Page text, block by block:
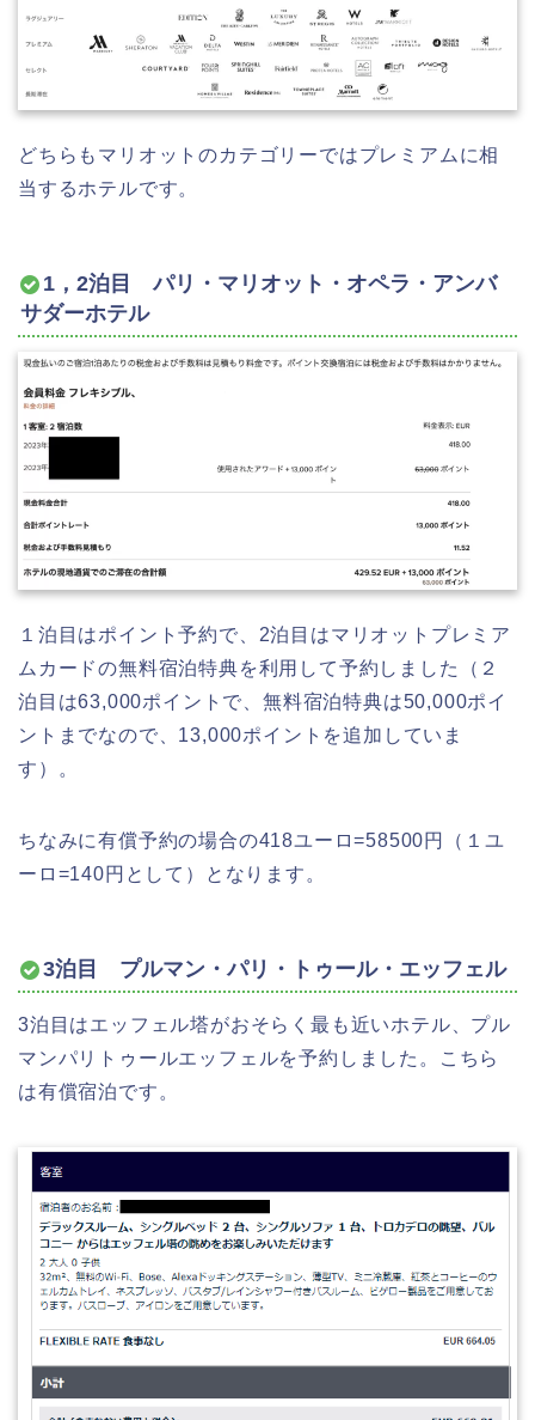
どちらもマリオットのカテゴリーではプレミアムに相
当するホテルです。
1，2泊目 パリ・マリオット・オペラ・アンバ
サダーホテル
１泊目はポイント予約で、2泊目はマリオットプレミア
ムカードの無料宿泊特典を利用して予約しました（２
泊目は63,000ポイントで、無料宿泊特典は50,000ポイ
ントまでなので、13,000ポイントを追加していま
す）。
ちなみに有償予約の場合の418ユーロ=58500円（１ユ
ーロ=140円として）となります。
3泊目 プルマン・パリ・トゥール・エッフェル
3泊目はエッフェル塔がおそらく最も近いホテル、プル
マンパリトゥールエッフェルを予約しました。こちら
は有償宿泊です。